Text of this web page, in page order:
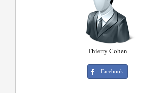
Thierry Cohen
Facebook